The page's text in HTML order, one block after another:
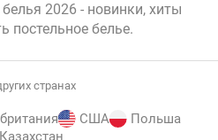
2026 - новинки, хиты
постельное белье.
странах
США
Польша
Казахстан